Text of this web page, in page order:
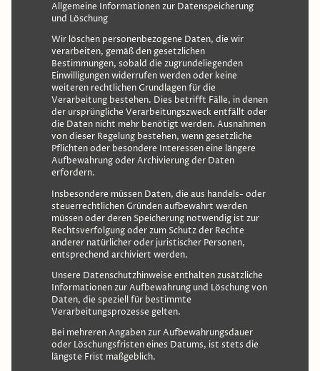
Allgemeine Informationen zur Datenspeicherung
und Löschung
Wir löschen personenbezogene Daten, die wir
verarbeiten, gemäß den gesetzlichen
Bestimmungen, sobald die zugrundeliegenden
Einwilligungen widerrufen werden oder keine
weiteren rechtlichen Grundlagen für die
Verarbeitung bestehen. Dies betrifft Fälle, in denen
der ursprüngliche Verarbeitungszweck entfällt oder
die Daten nicht mehr benötigt werden. Ausnahmen
von dieser Regelung bestehen, wenn gesetzliche
Pflichten oder besondere Interessen eine längere
Aufbewahrung oder Archivierung der Daten
erfordern.
Insbesondere müssen Daten, die aus handels- oder
steuerrechtlichen Gründen aufbewahrt werden
müssen oder deren Speicherung notwendig ist zur
Rechtsverfolgung oder zum Schutz der Rechte
anderer natürlicher oder juristischer Personen,
entsprechend archiviert werden.
Unsere Datenschutzhinweise enthalten zusätzliche
Informationen zur Aufbewahrung und Löschung von
Daten, die speziell für bestimmte
Verarbeitungsprozesse gelten.
Bei mehreren Angaben zur Aufbewahrungsdauer
oder Löschungsfristen eines Datums, ist stets die
längste Frist maßgeblich.